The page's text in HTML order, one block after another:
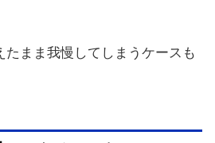
たまま我慢してしまうケースも